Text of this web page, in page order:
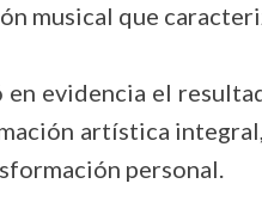
musical que
en evidencia el
artística
personal.